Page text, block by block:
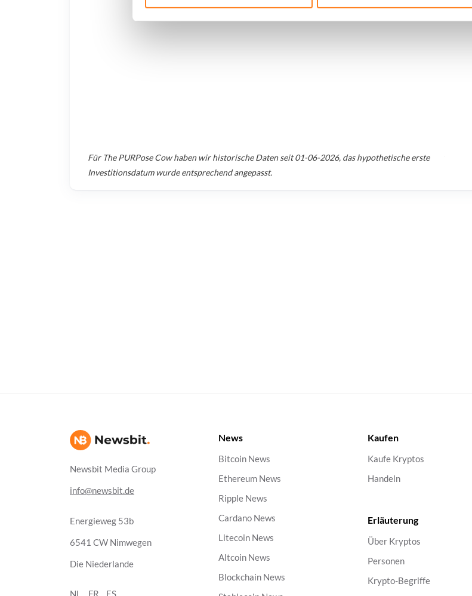
Für The PURPose Cowhaben wir historische Daten seit01-06-2026, das hypothetische erste
Investitionsdatum wurde entsprechend angepasst.
Newsbit Media Group
info@newsbit.de
Energieweg 53b
6541 CW Nimwegen
Die Niederlande
NL FR ES
News
Bitcoin News
Ethereum News
Ripple News
Cardano News
Litecoin News
Altcoin News
Blockchain News
Kaufen
Kaufe Kryptos
Handeln
Erläuterung
Über Kryptos
Personen
Krypto-Begriffe